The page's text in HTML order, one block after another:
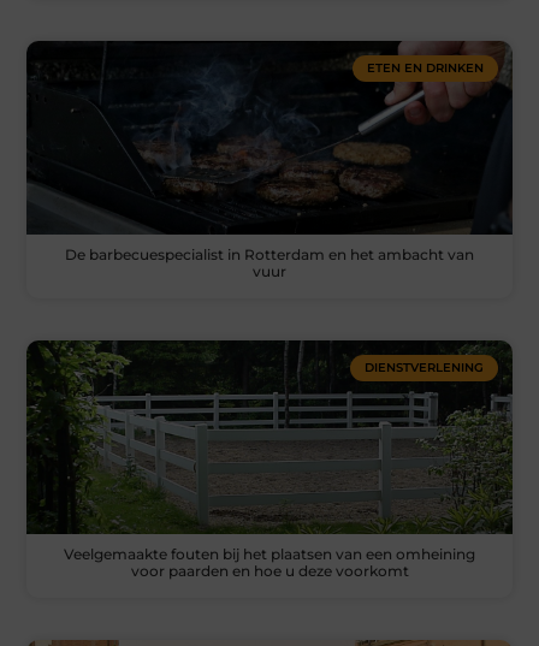
ETEN EN DRINKEN
De barbecuespecialist in Rotterdam en het ambacht van
vuur
DIENSTVERLENING
Veelgemaakte fouten bij het plaatsen van een omheining
voor paarden en hoe u deze voorkomt